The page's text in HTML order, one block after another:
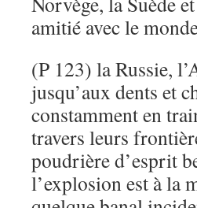
amitié avec le
(P 123) la Russie,
jusqu’aux dents et
constamment en
travers leurs
poudrière d’esprit
l’explosion est à la